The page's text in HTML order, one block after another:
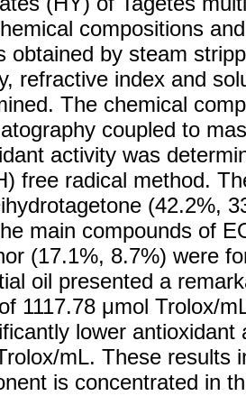
compositions
obtained by steam
refractive index and
The chemical
coupled to
activity was
free radical method.
(42.2%,
main compounds of
(17.1%, 8.7%) were
oil presented a
1117.78 μmol Trolox/
lower
mL. These results
is concentrated in